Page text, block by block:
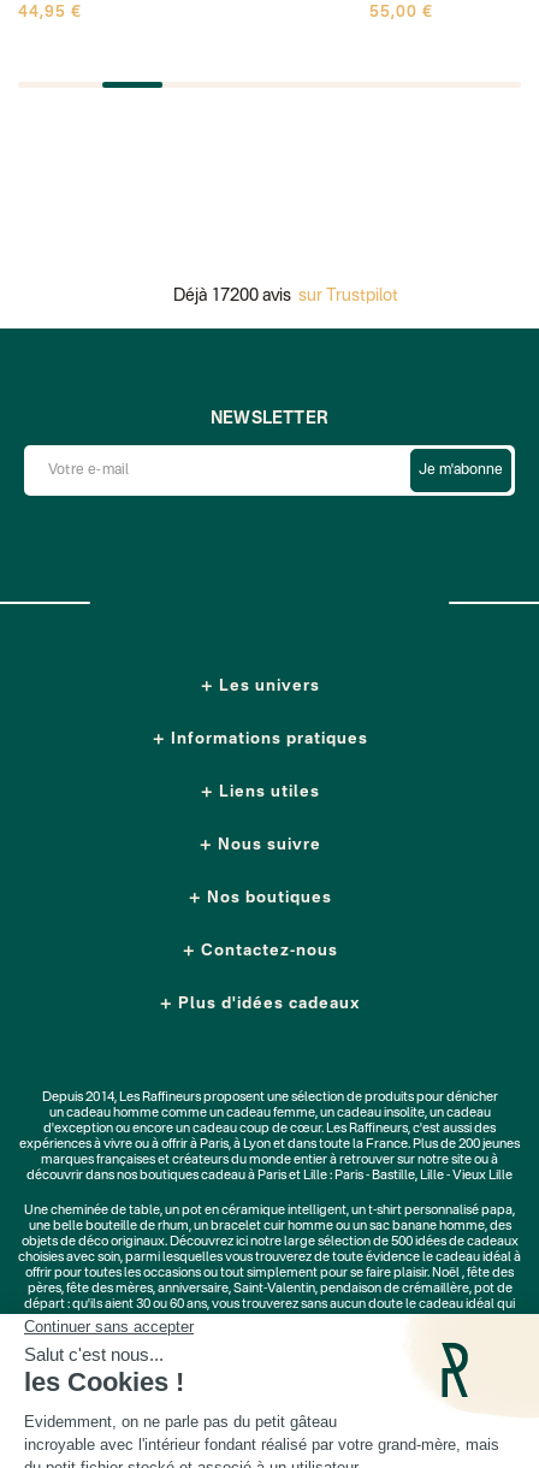
44,95 €
55,00 €
Déjà 17200 avis sur Trustpilot
Les univers
Informations pratiques
Liens utiles
NEWSLETTER
Je m'abonne
Nous suivre
Nos boutiques
Contactez-nous
Plus d'idées cadeaux
Depuis 2014, Les Raffineurs proposent une sélection de produits pour dénicher
uncadeau hommecomme un cadeau femme, uncadeau insolite, uncadeau
d'exceptionou encore un cadeau coup de cœur. Les Raffineurs, c'est aussi des
expériences à vivreou à offrir à Paris, à Lyon et dans toute la France. Plus de200 jeunes
marquesfrançaises et créateurs du monde entier à retrouver sur notre site ou à
découvrir dans nos boutiques cadeau à Paris et Lille : Paris - Bastille, Lille - Vieux Lille
Unecheminée de table, unpot en céramique intelligent, unt-shirt personnalisé papa,
une belle bouteille de rhum, un bracelet cuir hommeou unsac banane homme, des
objets de déco originaux. Découvrez ici notre large sélection de500 idées de cadeaux
choisies avec soin, parmi lesquelles vous trouverez de toute évidence le cadeau idéal à
offrir pour toutes les occasions ou tout simplement pour se faire plaisir. Noël,fête des
pères,fête des mères,anniversaire,Saint-Valentin,pendaison de crémaillère, pot de
départ : qu'ils aient 30 ou 60 ans, vous trouverez sans aucun doute le cadeau idéal qui
Cadeaux Saint-Valentin Cadeaux Fête des Mères
Cadeaux Fête des Pères
Cadeaux Fête des Grands-Pères Cadeaux Secret Santa